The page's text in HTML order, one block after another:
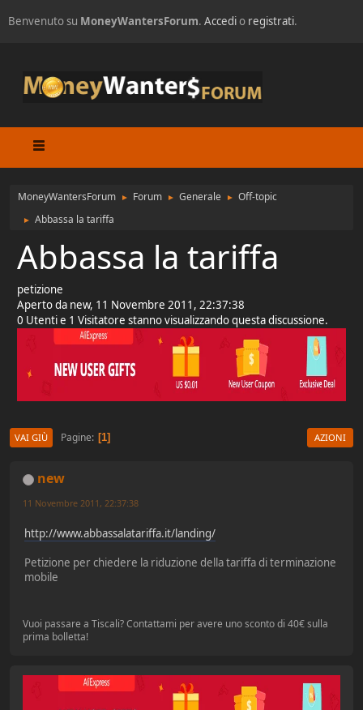
Benvenuto su MoneyWantersForum. Accedio registrati.
MoneyWantersForum ► Forum ► Generale ► Off-topic
► Abbassa la tariffa
Abbassa la tariffa
petizione
Aperto da new, 11 Novembre 2011, 22:37:38
0 Utenti e 1 Visitatore stanno visualizzando questa discussione.
VAI GIÙ Pagine 1 AZIONI
new
11 Novembre 2011, 22:37:38
http://www.abbassalatariffa.it/landing/
Petizione per chiedere la riduzione della tariffa di terminazione
mobile
Vuoi passare a Tiscali? Contattami per avere uno sconto di 40€ sulla
prima bolletta!